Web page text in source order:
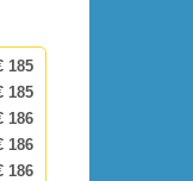
185
185
186
186
186